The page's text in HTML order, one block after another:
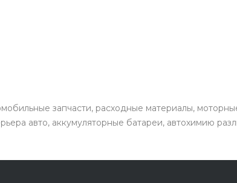
запчасти, расходные материалы,
авто, аккумуляторные батареи, автохимию